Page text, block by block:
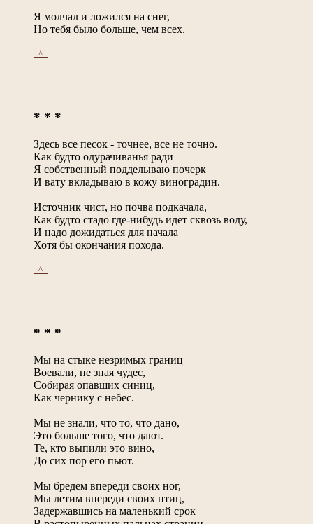
Я молчал и ложился на снег,
Но тебя было больше, чем всех.
_^_
* * *
Здесь все песок - точнее, все не точно.
Как будто одурачиванья ради
Я собственный подделываю почерк
И вату вкладываю в кожу виноградин.
Источник чист, но почва подкачала,
Как будто стадо где-нибудь идет сквозь воду,
И надо дожидаться для начала
Хотя бы окончания похода.
_^_
* * *
Мы на стыке незримых границ
Воевали, не зная чудес,
Собирая опавших синиц,
Как чернику с небес.
Мы не знали, что то, что дано,
Это больше того, что дают.
Те, кто выпили это вино,
До сих пор его пьют.
Мы бредем впереди своих ног,
Мы летим впереди своих птиц,
Задержавшись на маленький срок